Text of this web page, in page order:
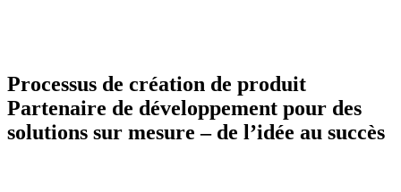
Processus de création de produit
Partenaire de développement pour des
solutions sur mesure – de l’idée au succès